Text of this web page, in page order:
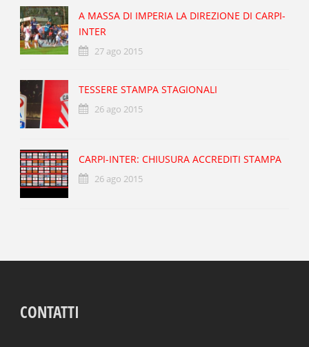
A MASSA DI IMPERIA LA DIREZIONE DI CARPI-
INTER
27 ago 2015
TESSERE STAMPA STAGIONALI
26 ago 2015
CARPI-INTER: CHIUSURA ACCREDITI STAMPA
26 ago 2015
CONTATTI